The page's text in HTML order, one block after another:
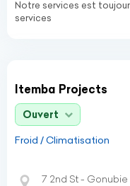
Notre services est
services
Itemba Projects
Ouvert
Froid / Climatisation
7 2nd St - Gonubie